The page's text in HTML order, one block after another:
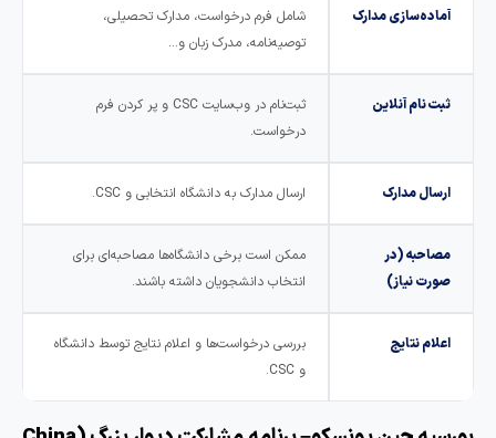
آماده‌سازی مدارک
شامل فرم درخواست، مدارک تحصیلی،
توصیه‌نامه، مدرک زبان و…
ثبت ‌نام آنلاین
ثبت‌نام در وب‌سایت CSC و پر کردن فرم
درخواست.
ارسال مدارک ارسال مدارک به دانشگاه انتخابی و CSC.
مصاحبه (در
صورت نیاز)
ممکن است برخی دانشگاه‌ها مصاحبه‌ای برای
انتخاب دانشجویان داشته باشند.
اعلام نتایج
بررسی درخواست‌ها و اعلام نتایج توسط دانشگاه